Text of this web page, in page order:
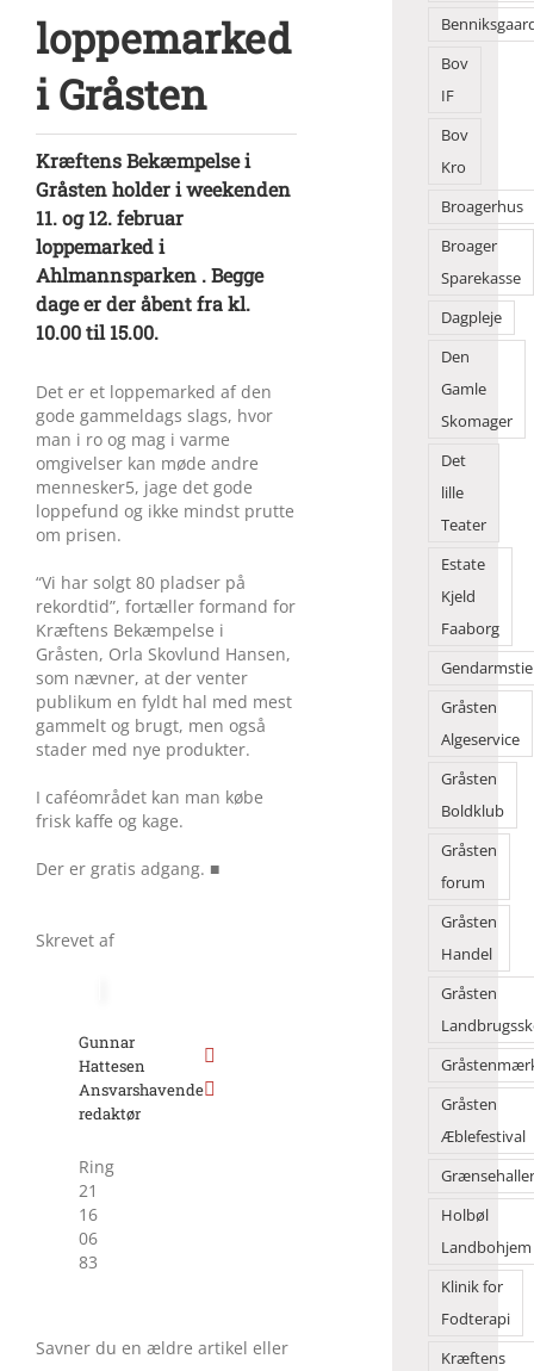
loppemarked
i Gråsten
Kræftens Bekæmpelse i
Gråsten holder i weekenden
11. og 12. februar
loppemarked i
Ahlmannsparken . Begge
dage er der åbent fra kl.
10.00 til 15.00.
Det er et loppemarked af den
gode gammeldags slags, hvor
man i ro og mag i varme
omgivelser kan møde andre
mennesker5, jage det gode
loppefund og ikke mindst prutte
om prisen.
“Vi har solgt 80 pladser på
rekordtid”, fortæller formand for
Kræftens Bekæmpelse i
Gråsten, Orla Skovlund Hansen,
som nævner, at der venter
publikum en fyldt hal med mest
gammelt og brugt, men også
stader med nye produkter.
I caféområdet kan man købe
frisk kaffe og kage.
Der er gratis adgang. ■
Skrevet af
Gunnar
Hattesen
Ansvarshavende
redaktør
Ring
21
16
06
83
Savner du en ældre artikel eller
Bov
IF
Bov
Kro
Broagerhus
Broager
Sparekasse
Dagpleje
Den
Gamle
Skomager
Det
lille
Teater
Estate
Kjeld
Faaborg
Gråsten
Algeservice
Gråsten
Boldklub
Gråsten
forum
Gråsten
Handel
Gråsten
Gråsten
Æblefestival
Holbøl
Landbohjem
Klinik for
Fodterapi
Kræftens